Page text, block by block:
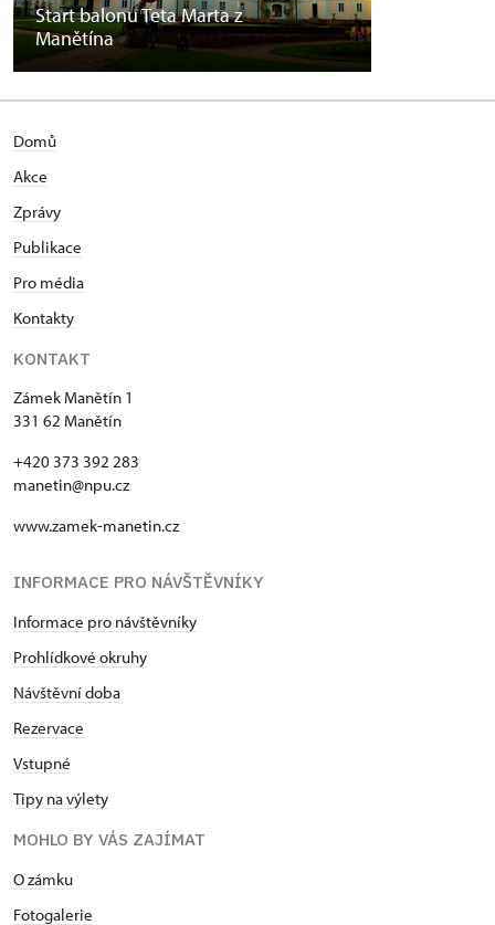
Start balonu Teta Marta z
Manětína
Domů
Akce
Zprávy
Publikace
Pro média
Kontakty
KONTAKT
Zámek Manětín 1
331 62 Manětín
+420 373 392 283
manetin@npu.cz
www.zamek-manetin.cz
INFORMACE PRO NÁVŠTĚVNÍKY
Informace pro návštěvníky
Prohlídkové okruhy
Návštěvní doba
Rezervace
Vstupné
Tipy na výlety
MOHLO BY VÁS ZAJÍMAT
O zámku
Fotogalerie